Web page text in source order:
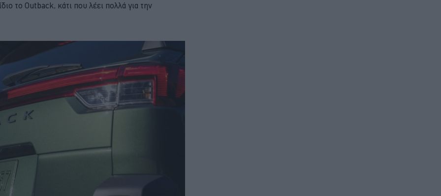
το Outback, κάτι που λέει πολλά για την